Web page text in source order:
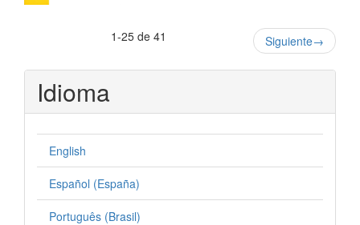
1-25 de 41 Siguiente→
Idioma
English
Español (España)
Português (Brasil)